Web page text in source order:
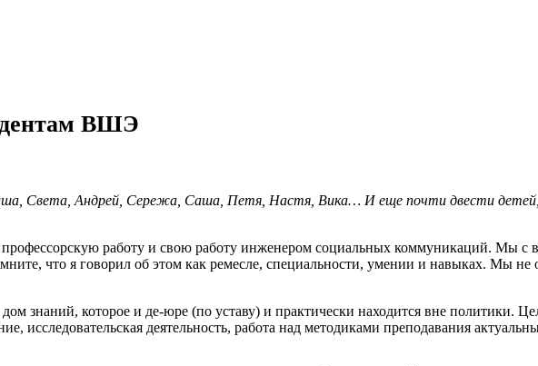
ВШЭ
Света, Андрей, Сережа, Саша, Петя, Настя, Вика… И еще почти двести детей,
профессорскую работу и свою работу инженером социальных коммуникаций. Мы с
что я говорил об этом как ремесле, специальности, умении и навыках. Мы не
знаний, которое и де-юре (по уставу) и практически находится вне политики.
исследовательская деятельность, работа над методиками преподавания